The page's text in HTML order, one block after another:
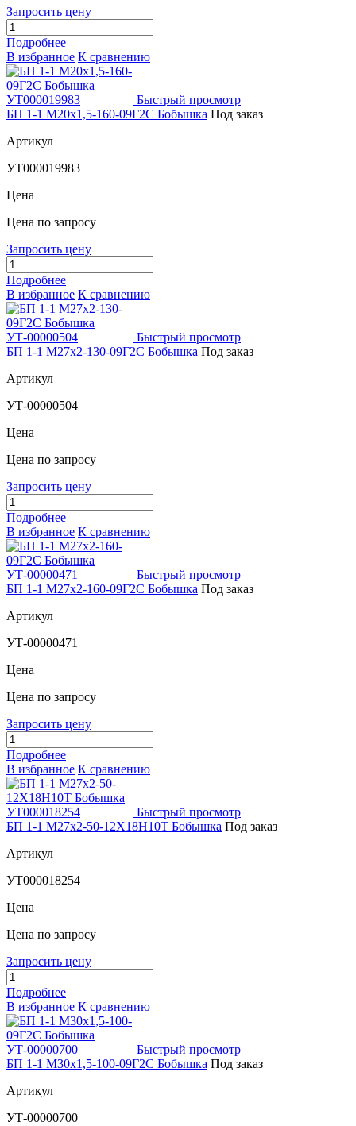
Запросить цену
Подробнее
В избранное К сравнению
Быстрый просмотр
БП 1-1 М20х1,5-160-09Г2С Бобышка Под заказ
Артикул
УТ000019983
Цена
Цена по запросу
Запросить цену
Подробнее
В избранное К сравнению
Быстрый просмотр
БП 1-1 М27х2-130-09Г2С Бобышка Под заказ
Артикул
УТ-00000504
Цена
Цена по запросу
Запросить цену
Подробнее
В избранное К сравнению
Быстрый просмотр
БП 1-1 М27х2-160-09Г2С Бобышка Под заказ
Артикул
УТ-00000471
Цена
Цена по запросу
Запросить цену
Подробнее
В избранное К сравнению
Быстрый просмотр
БП 1-1 М27х2-50-12Х18Н10Т Бобышка Под заказ
Артикул
УТ000018254
Цена
Цена по запросу
Запросить цену
Подробнее
В избранное К сравнению
Быстрый просмотр
БП 1-1 М30х1,5-100-09Г2С Бобышка Под заказ
Артикул
УТ-00000700